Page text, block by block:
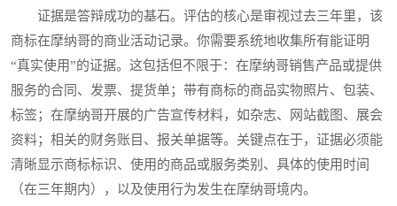
证据是答辩成功的基石。评估的核心是审视过去三年里，该
商标在摩纳哥的商业活动记录。你需要系统地收集所有能证明
“真实使用”的证据。这包括但不限于：在摩纳哥销售产品或提供
服务的合同、发票、提货单；带有商标的商品实物照片、包装、
标签；在摩纳哥开展的广告宣传材料，如杂志、网站截图、展会
资料；相关的财务账目、报关单据等。关键点在于，证据必须能
清晰显示商标标识、使用的商品或服务类别、具体的使用时间
（在三年期内），以及使用行为发生在摩纳哥境内。